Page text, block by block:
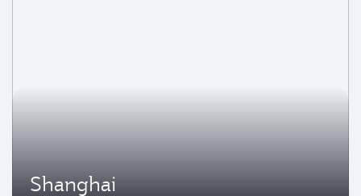
Shanghai